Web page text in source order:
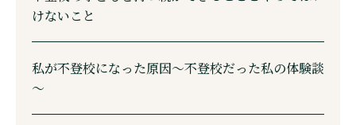
けないこと
私が不登校になった原因～不登校だった私の体験談
～